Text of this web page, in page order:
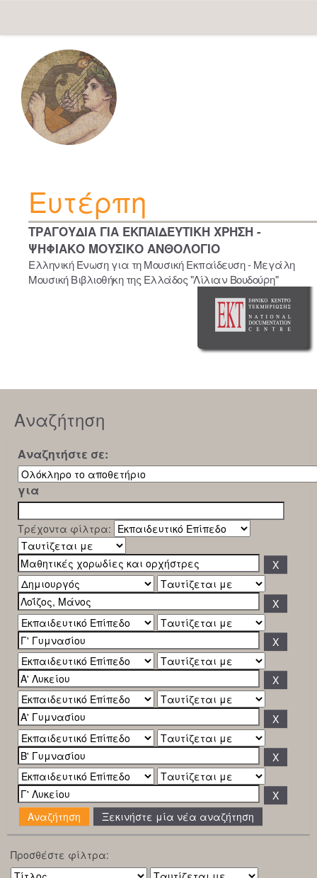
navigation
Ευτέρπη
ΤΡΑΓΟΥΔΙΑ ΓΙΑ ΕΚΠΑΙΔΕΥΤΙΚΗ ΧΡΗΣΗ -
ΨΗΦΙΑΚΟ ΜΟΥΣΙΚΟ ΑΝΘΟΛΟΓΙΟ
Ελληνική Ένωση για τη Μουσική Εκπαίδευση - Μεγάλη
Μουσική Βιβλιοθήκη της Ελλάδος "Λίλιαν Βουδούρη"
Αναζήτηση
Αναζητήστε σε:
για
Τρέχοντα φίλτρα:
Ξεκινήστε μία νέα αναζήτηση
Προσθέστε φίλτρα: